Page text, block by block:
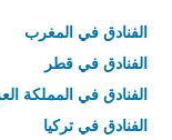
الفنادق في المغرب
الفنادق في قطر
الفنادق في المملكة
الفنادق في تركيا